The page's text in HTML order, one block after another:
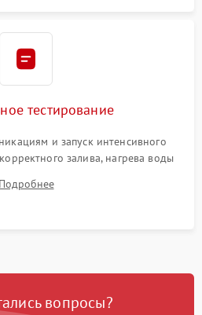
тестирование
и запуск интенсивного
залива, нагрева воды
отсутствия посторонних шумов,
сухости в поддоне.
Подробнее
вопросы?